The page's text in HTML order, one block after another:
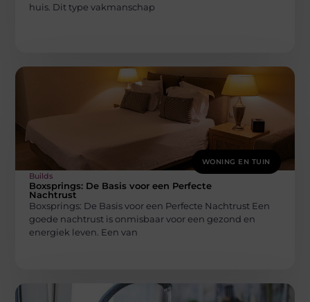
huis. Dit type vakmanschap
WONING EN TUIN
Builds
Boxsprings: De Basis voor een Perfecte
Nachtrust
Boxsprings: De Basis voor een Perfecte Nachtrust Een
goede nachtrust is onmisbaar voor een gezond en
energiek leven. Een van